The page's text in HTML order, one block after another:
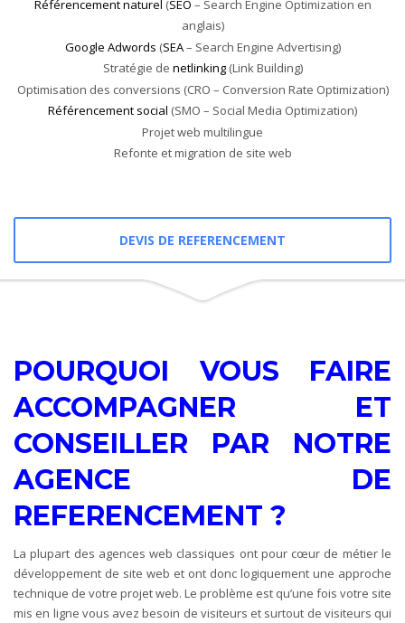
Référencement naturel (SEO – Search Engine Optimization en
anglais)
Google Adwords (SEA– Search Engine Advertising)
Stratégie de netlinking(Link Building)
Optimisation des conversions (CRO – Conversion Rate Optimization)
Référencement social (SMO – Social Media Optimization)
Projet web multilingue
Refonte et migration de site web
DEVIS DE REFERENCEMENT
POURQUOI VOUS FAIRE
ACCOMPAGNER ET
CONSEILLER PAR NOTRE
AGENCE DE
REFERENCEMENT ?
La plupart des agences web classiques ont pour cœur de métier le
développement de site web et ont donc logiquement une approche
technique de votre projet web. Le problème est qu’une fois votre site
mis en ligne vous avez besoin de visiteurs et surtout de visiteurs qui